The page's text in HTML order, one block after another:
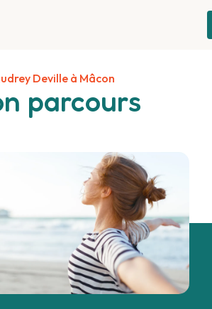
parcours
Deville à Mâcon